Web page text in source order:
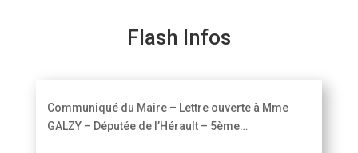
Flash Infos
Communiqué du Maire – Lettre ouverte à Mme
GALZY – Députée de l’Hérault – 5ème